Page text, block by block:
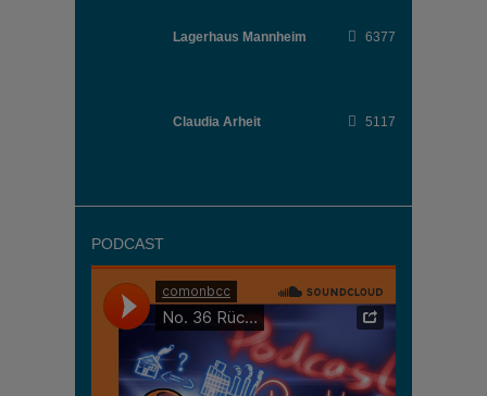
Lagerhaus Mannheim 6377
Claudia Arheit 5117
PODCAST